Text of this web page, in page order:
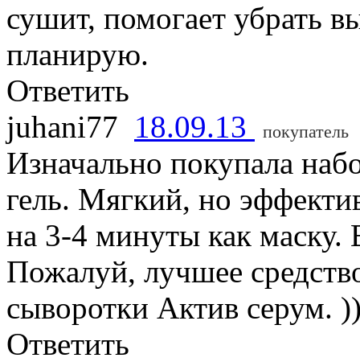
сушит, помогает убрать
планирую.
Ответить
juhani77 18.09.13 покупатель
Изначально покупала
гель. Мягкий, но
на 3-4 минуты как маску.
Пожалуй, лучшее
сыворотки Актив серум.
Ответить